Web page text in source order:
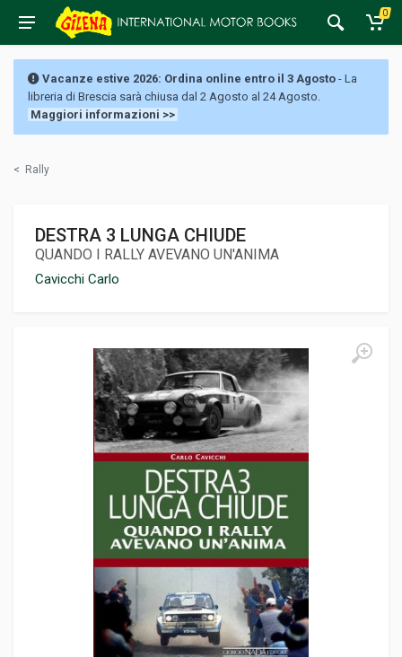
0
Vacanze estive 2026: Ordina online entro il 3 Agosto - La
libreria di Brescia sarà chiusa dal 2 Agosto al 24 Agosto.
Maggiori informazioni >>
< Rally
DESTRA 3 LUNGA CHIUDE
QUANDO I RALLY AVEVANO UN'ANIMA
Cavicchi Carlo